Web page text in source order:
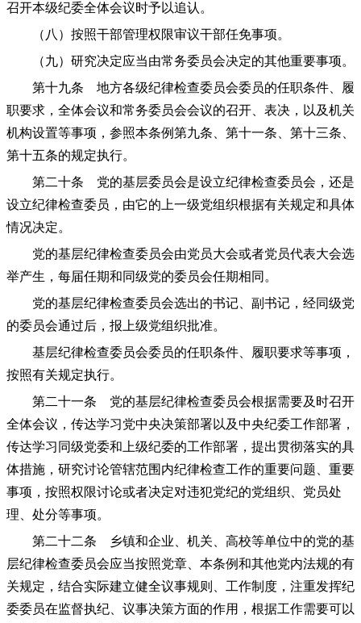
召开本级纪委全体会议时予以追认。
（八）按照干部管理权限审议干部任免事项。
（九）研究决定应当由常务委员会决定的其他重要事项。
第十九条 地方各级纪律检查委员会委员的任职条件、履
职要求，全体会议和常务委员会会议的召开、表决，以及机关
机构设置等事项，参照本条例第九条、第十一条、第十三条、
第十五条的规定执行。
第二十条 党的基层委员会是设立纪律检查委员会，还是
设立纪律检查委员，由它的上一级党组织根据有关规定和具体
情况决定。
党的基层纪律检查委员会由党员大会或者党员代表大会选
举产生，每届任期和同级党的委员会任期相同。
党的基层纪律检查委员会选出的书记、副书记，经同级党
的委员会通过后，报上级党组织批准。
基层纪律检查委员会委员的任职条件、履职要求等事项，
按照有关规定执行。
第二十一条 党的基层纪律检查委员会根据需要及时召开
全体会议，传达学习党中央决策部署以及中央纪委工作部署，
传达学习同级党委和上级纪委的工作部署，提出贯彻落实的具
体措施，研究讨论管辖范围内纪律检查工作的重要问题、重要
事项，按照权限讨论或者决定对违犯党纪的党组织、党员处
理、处分等事项。
第二十二条 乡镇和企业、机关、高校等单位中的党的基
层纪律检查委员会应当按照党章、本条例和其他党内法规的有
关规定，结合实际建立健全议事规则、工作制度，注重发挥纪
委委员在监督执纪、议事决策方面的作用，根据工作需要可以